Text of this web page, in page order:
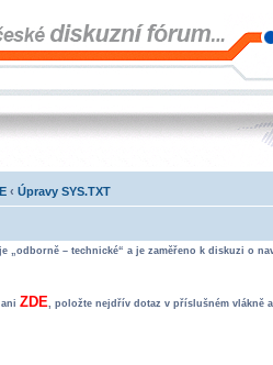
‹ Úpravy SYS.TXT
„odborně – technické“ a je zaměřeno k diskuzi o
ZDE, položte nejdřív dotaz v příslušném vlákně